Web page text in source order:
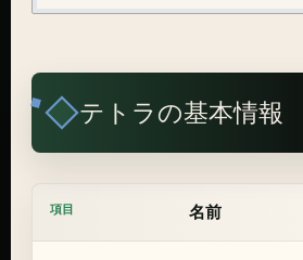
テトラの基本情報
名前